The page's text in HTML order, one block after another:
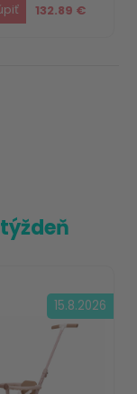
132.89 €
15.8.2026